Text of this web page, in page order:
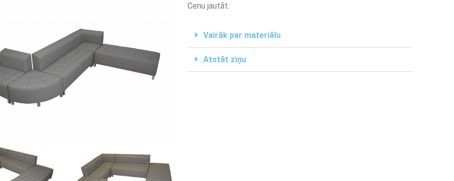
Cenu jautāt.
Vairāk par materiālu
Atstāt ziņu